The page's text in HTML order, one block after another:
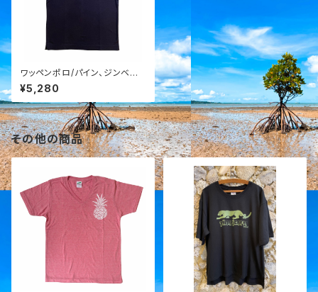
ワッペンポロ/パイン、ジンベイ
ザメ
¥5,280
その他の商品